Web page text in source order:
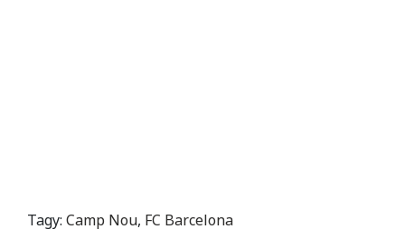
Tagy: Camp Nou, FC Barcelona